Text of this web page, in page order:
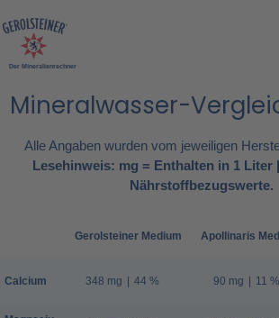
Der Mineralienrechner
Mineralwasser-
Alle Angaben wurden vom jeweiligen
Lesehinweis: mg = Enthalten in 1 Liter
Nährstoffbezugswerte.
Calcium
Gerolsteiner Medium
348 mg | 44 %
Apollinaris
90 mg | 11 %